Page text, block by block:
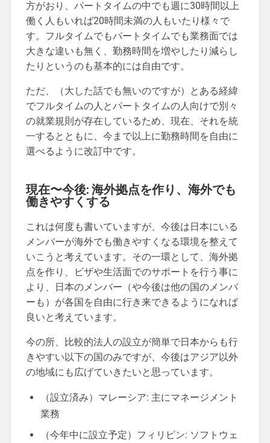
方がおり、パートタイムの中でも週に30時間以上
働く人もいれば20時間未満の人もいたり様々で
す。フルタイムでもパートタイムでも業務面では
大きな違いも無く、勤務時間を増やしたり減らし
たりというのも基本的には自由です。
ただ、（大した話でも無いのですが）とある経緯
でフルタイムの人とパートタイムの人向けで別々
の就業規則が存在しているため、現在、それを統
一するとともに、今まで以上に勤務時間を自由に
選べるように改訂中です。
現在〜今後: 海外拠点を作り、海外でも
働きやすくする
これは何度も書いていますが、今後は日本にいる
メンバーが海外でも働きやすくなる環境を整えて
いこうと考えています。その一環として、海外拠
点を作り、ビザや生活面でのサポートを行う事に
より、日本のメンバー（や今後は他の国のメンバ
ーも）が各国を自由に行き来できるようになれば
良いと考えています。
今の所、比較的法人の設立が簡単で日本からも行
きやすい以下の国のみですが、今後はアジア以外
の地域にも広げていきたいと思っています。
（設立済み）マレーシア: 主にマネージメント
業務
（今年中に設立予定）フィリピン: ソフトウェ